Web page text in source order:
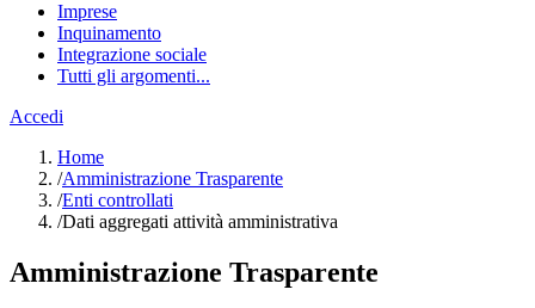
Imprese
Inquinamento
Integrazione sociale
Tutti gli argomenti...
Accedi
Home
/Amministrazione Trasparente
/Enti controllati
/Dati aggregati attività amministrativa
Amministrazione Trasparente